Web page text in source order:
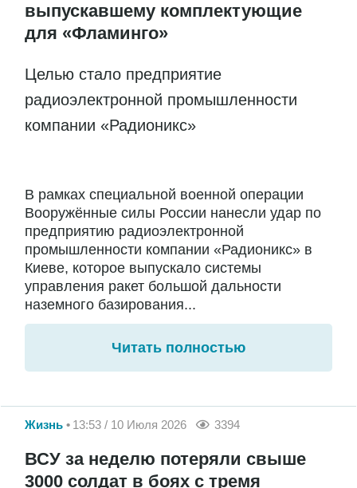
выпускавшему комплектующие
для «Фламинго»
Целью стало предприятие
радиоэлектронной промышленности
компании «Радионикс»
В рамках специальной военной операции
Вооружённые силы России нанесли удар по
предприятию радиоэлектронной
промышленности компании «Радионикс» в
Киеве, которое выпускало системы
управления ракет большой дальности
наземного базирования...
Читать полностью
Жизнь 13:53 / 10 Июля 2026 3394
ВСУ за неделю потеряли свыше
3000 солдат в боях с тремя